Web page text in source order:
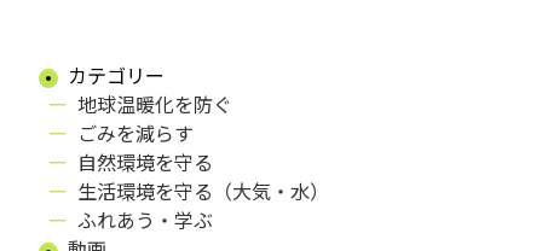
カテゴリー
地球温暖化を防ぐ
ごみを減らす
自然環境を守る
生活環境を守る（大気・水）
ふれあう・学ぶ